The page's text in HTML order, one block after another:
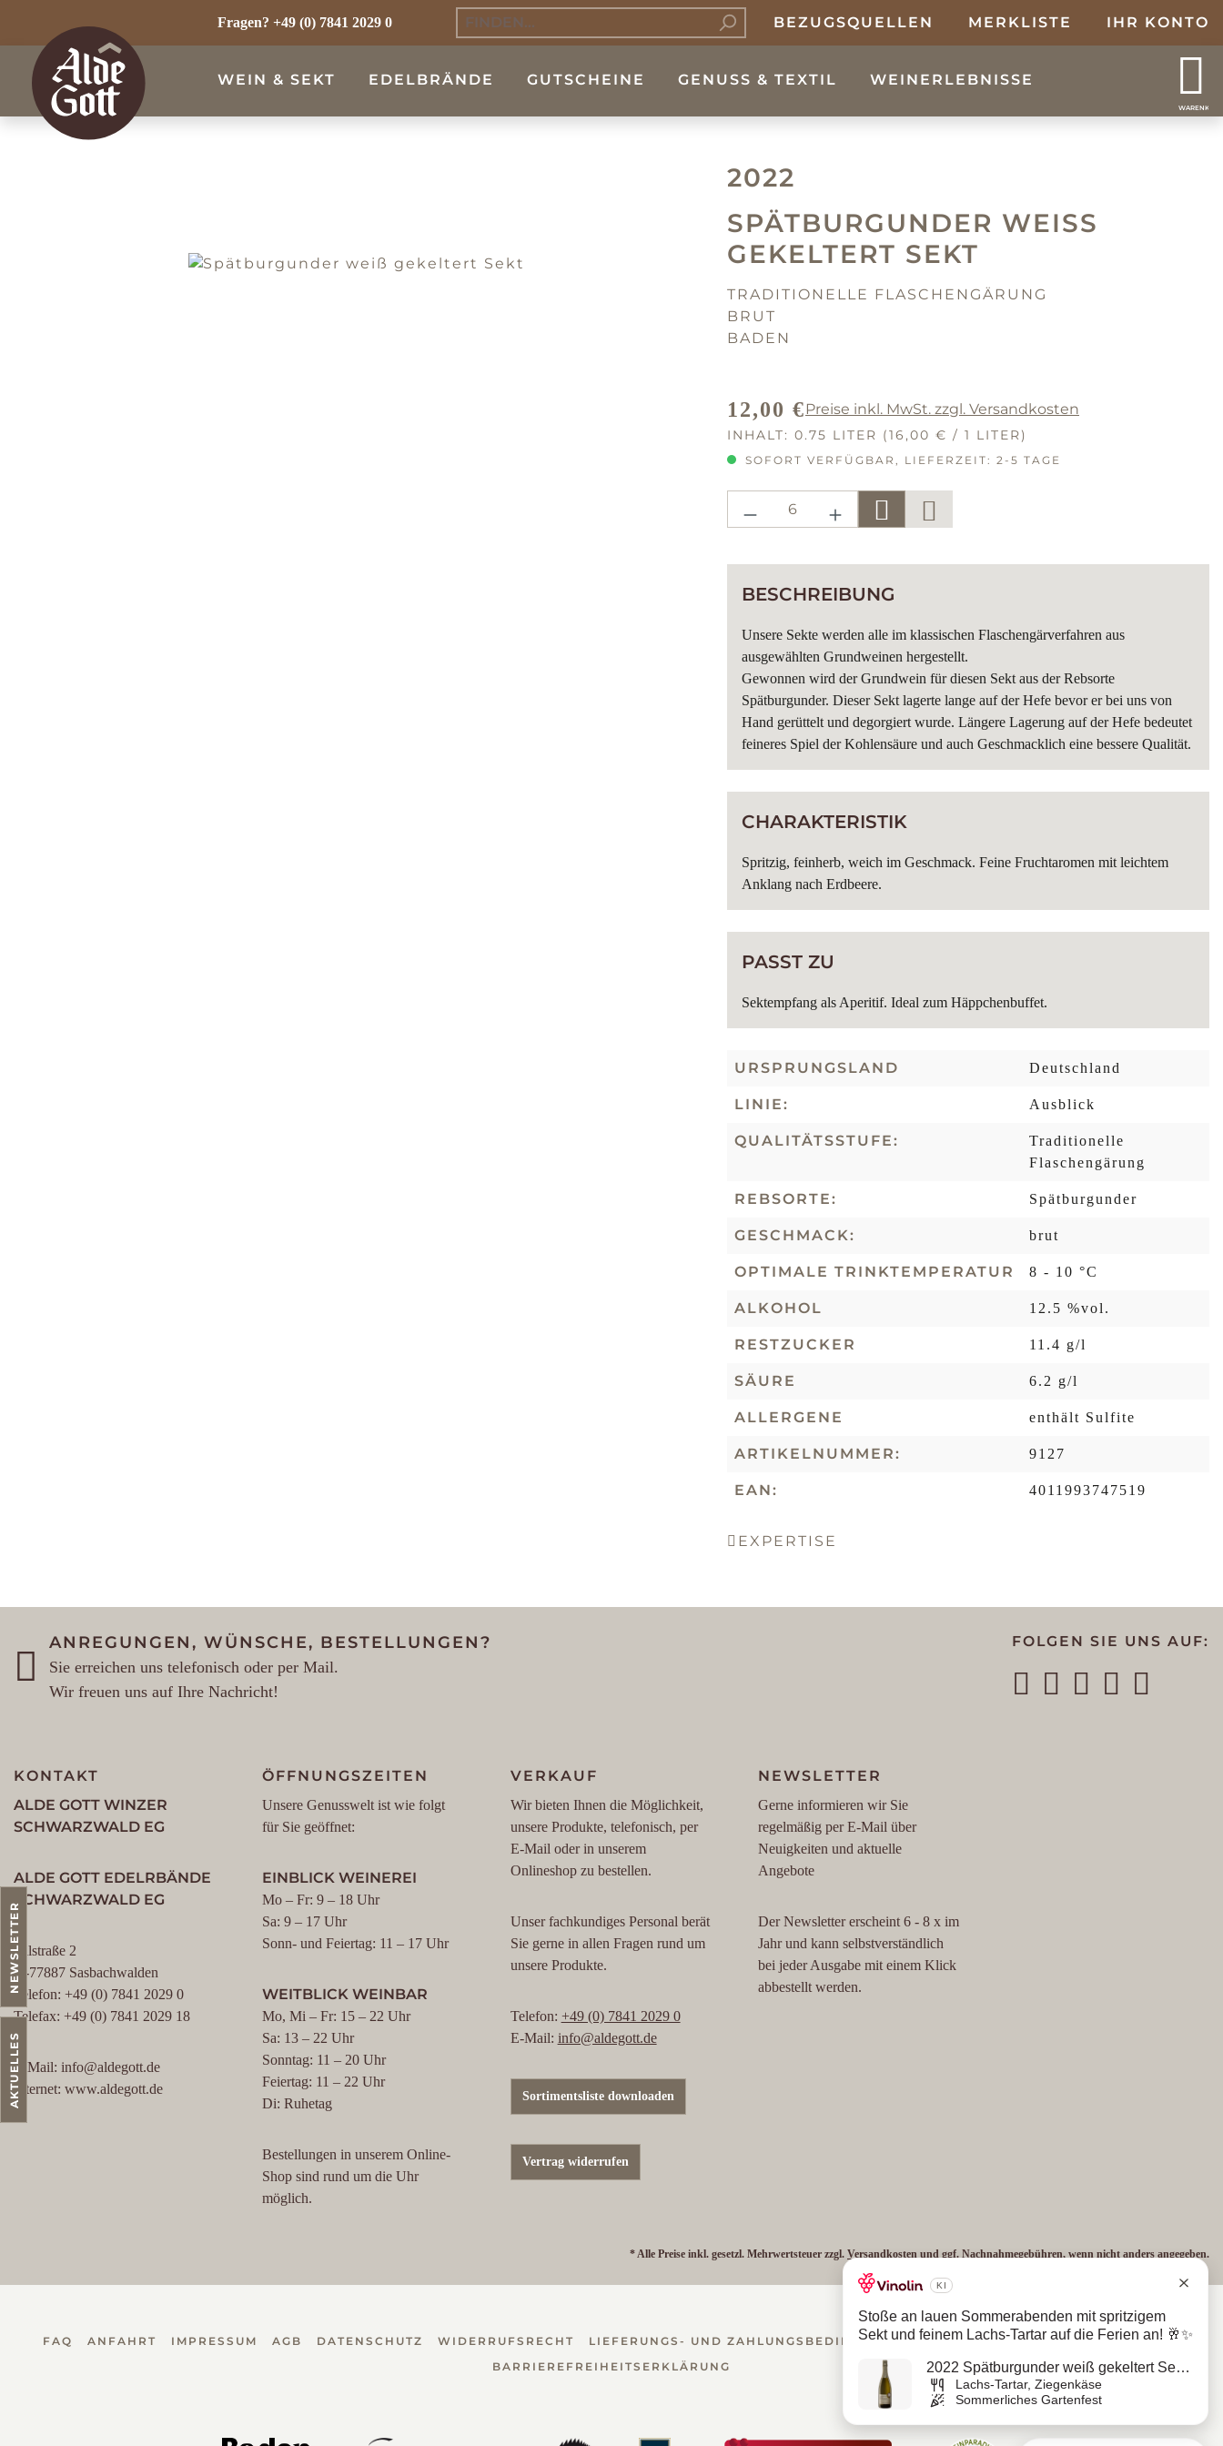
Hauptinhalt springen
Zur Hauptnavigation springen
Fragen? +49 (0) 7841 2029 0 BEZUGSQUELLEN MERKLISTE IHR KONTO
WEIN & SEKT EDELBRÄNDE GUTSCHEINE GENUSS & TEXTIL WEINERLEBNISSE
WARENKORB
Bildergalerie überspringen
2022
SPÄTBURGUNDER WEISS G
EKELTERT SEKT
TRADITIONELLE FLASCHENGÄRUNG
BRUT
BADEN
REGULÄRER PREIS:
12,00 €Preise inkl. MwSt. zzgl. Versandkosten
INHALT: 0.75 LITER (16,00 € / 1 LITER)
SOFORT VERFÜGBAR, LIEFERZEIT: 2-5 TAGE
PRODUKT ANZAHL: GIB DEN
BESCHREIBUNG
Unsere Sekte werden alle im klassischen Flaschengärverfahren aus
ausgewählten Grundweinen hergestellt.
Gewonnen wird der Grundwein für diesen Sekt aus der Rebsorte
Spätburgunder. Dieser Sekt lagerte lange auf der Hefe bevor er bei uns von
Hand gerüttelt und degorgiert wurde. Längere Lagerung auf der Hefe bedeutet
feineres Spiel der Kohlensäure und auch Geschmacklich eine bessere Qualität.
CHARAKTERISTIK
Spritzig, feinherb, weich im Geschmack. Feine Fruchtaromen mit leichtem
Anklang nach Erdbeere.
PASST ZU
Sektempfang als Aperitif. Ideal zum Häppchenbuffet.
URSPRUNGSLAND Deutschland
LINIE: Ausblick
QUALITÄTSSTUFE:
Traditionelle
Flaschengärung
REBSORTE: Spätburgunder
GESCHMACK: brut
OPTIMALE TRINKTEMPERATUR 8 - 10 °C
ALKOHOL 12.5 %vol.
RESTZUCKER 11.4 g/l
SÄURE 6.2 g/l
ALLERGENE enthält Sulfite
ARTIKELNUMMER: 9127
EAN: 4011993747519
EXPERTISE
ANREGUNGEN, WÜNSCHE, BESTELLUNGEN?
Sie erreichen uns telefonisch oder per Mail.
Wir freuen uns auf Ihre Nachricht!
FOLGEN SIE UNS AUF:
KONTAKT
ALDE GOTT WINZER
SCHWARZWALD EG
ALDE GOTT EDELRBÄNDE
SCHWARZWALD EG
Talstraße 2
D-77887 Sasbachwalden
Telefon: +49 (0) 7841 2029 0
Telefax: +49 (0) 7841 2029 18
E-Mail: info@aldegott.de
Internet: www.aldegott.de
ÖFFNUNGSZEITEN
Unsere Genusswelt ist wie folgt
für Sie geöffnet:
EINBLICK WEINEREI
Mo – Fr: 9 – 18 Uhr
Sa: 9 – 17 Uhr
Sonn- und Feiertag: 11 – 17 Uhr
WEITBLICK WEINBAR
Mo, Mi – Fr: 15 – 22 Uhr
Sa: 13 – 22 Uhr
Sonntag: 11 – 20 Uhr
Feiertag: 11 – 22 Uhr
Di: Ruhetag
Bestellungen in unserem Online-
Shop sind rund um die Uhr
möglich.
VERKAUF
Wir bieten Ihnen die Möglichkeit,
unsere Produkte, telefonisch, per
E-Mail oder in unserem
Onlineshop zu bestellen.
Unser fachkundiges Personal berät
Sie gerne in allen Fragen rund um
unsere Produkte.
Telefon: +49 (0) 7841 2029 0
E-Mail: info@aldegott.de
Sortimentsliste downloaden
Vertrag widerrufen
NEWSLETTER
Gerne informieren wir Sie
regelmäßig per E-Mail über
Neuigkeiten und aktuelle
Angebote
Der Newsletter erscheint 6 - 8 x im
Jahr und kann selbstverständlich
bei jeder Ausgabe mit einem Klick
abbestellt werden.
* Alle Preise inkl. gesetzl. Mehrwertsteuer zzgl. Versandkosten und ggf. Nachnahmegebühren, wenn nicht anders angegeben.
FAQ ANFAHRT IMPRESSUM AGB DATENSCHUTZ WIDERRUFSRECHT LIEFERUNGS- UND ZAHLUNGSBEDINGUNGEN
PRIVATSPHÄRE-EINSTELLUNGEN
BARRIEREFREIHEITSERKLÄRUNG
AKTUELLES
NEWSLETTER